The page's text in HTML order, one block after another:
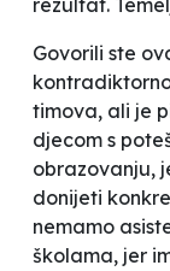
rezultat.
Govorili ste
timova, ali je
djecom s
obrazovanju,
donijeti
nemamo
školama, jer